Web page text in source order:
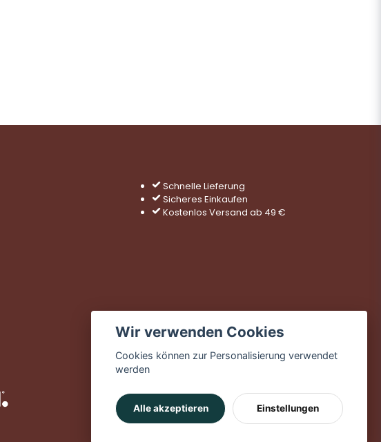
Schnelle Lieferung
Sicheres Einkaufen
Kostenlos Versand ab 49 €
Wir verwenden Cookies
Cookies können zur Personalisierung verwendet
werden
Alle akzeptieren Einstellungen